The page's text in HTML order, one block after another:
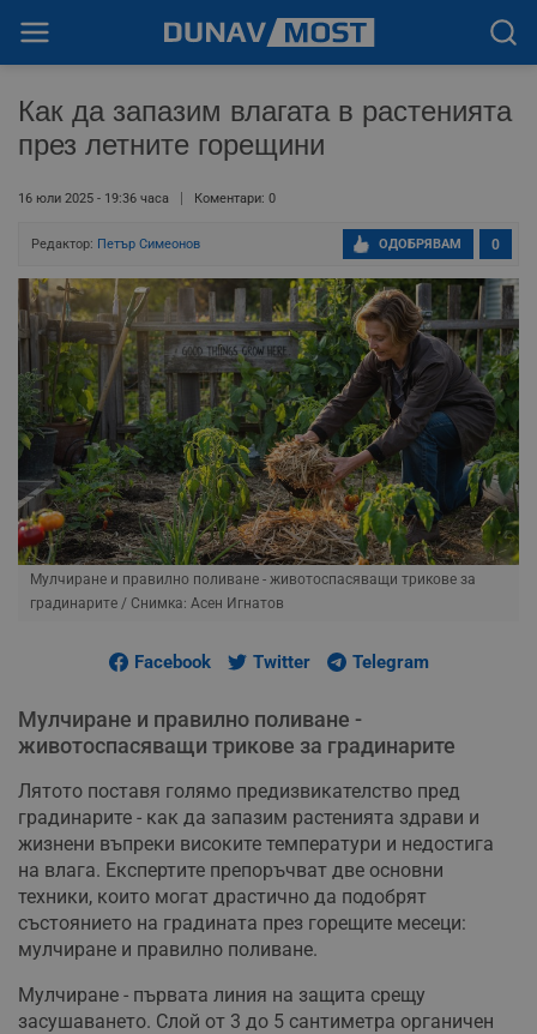
Как да запазим влагата в растенията
през летните горещини
16 юли 2025 - 19:36 часа Коментари: 0
Редактор: Петър Симеонов 0
ОДОБРЯВАМ
Мулчиране и правилно поливане - животоспасяващи трикове за
градинарите / Снимка: Асен Игнатов
Facebook Twitter Telegram
Мулчиране и правилно поливане -
животоспасяващи трикове за градинарите
Лятото поставя голямо предизвикателство пред
градинарите - как да запазим растенията здрави и
жизнени въпреки високите температури и недостига
на влага. Експертите препоръчват две основни
техники, които могат драстично да подобрят
състоянието на градината през горещите месеци:
мулчиране и правилно поливане.
Мулчиране - първата линия на защита срещу
засушаването. Слой от 3 до 5 сантиметра органичен